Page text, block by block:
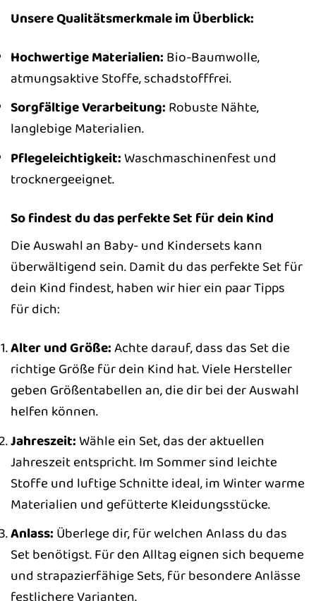
Unsere Qualitätsmerkmale im Überblick:
Hochwertige Materialien: Bio-Baumwolle,
atmungsaktive Stoffe, schadstofffrei.
Sorgfältige Verarbeitung: Robuste Nähte,
langlebige Materialien.
Pflegeleichtigkeit:Waschmaschinenfest und
trocknergeeignet.
So findest du das perfekte Set für dein Kind
Die Auswahl an Baby- und Kindersets kann
überwältigend sein. Damit du das perfekte Set für
dein Kind findest, haben wir hier ein paar Tipps
für dich:
Alter und Größe:Achte darauf, dass das Set die
richtige Größe für dein Kind hat. Viele Hersteller
geben Größentabellen an, die dir bei der Auswahl
helfen können.
Jahreszeit:Wähle ein Set, das der aktuellen
Jahreszeit entspricht. Im Sommer sind leichte
Stoffe und luftige Schnitte ideal, im Winter warme
Materialien und gefütterte Kleidungsstücke.
Anlass: Überlege dir, für welchen Anlass du das
Set benötigst. Für den Alltag eignen sich bequeme
und strapazierfähige Sets, für besondere Anlässe